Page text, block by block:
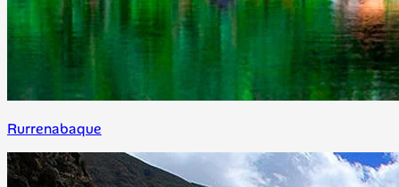
Rurrenabaque